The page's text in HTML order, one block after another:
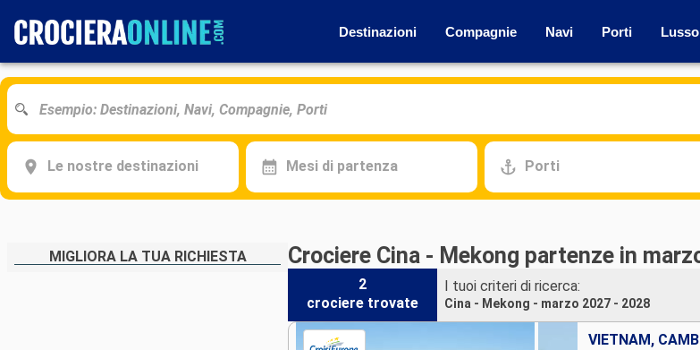
Destinazioni Compagnie Navi Porti Lusso
Le nostre destinazioni Mesi di partenza Porti
MIGLIORA LA TUA RICHIESTA Crociere Cina - Mekong partenze in
2
crociere trovate
I tuoi criteri di ricerca:
Cina - Mekong - marzo 2027 - 2028
VIETNAM,